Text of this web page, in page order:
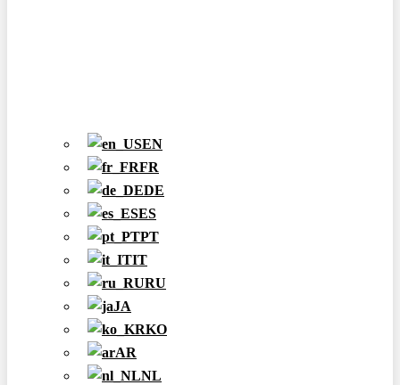
EN
FR
DE
ES
PT
IT
RU
JA
KO
AR
NL